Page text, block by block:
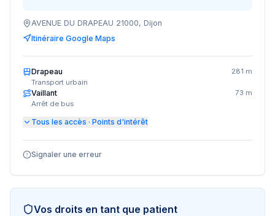
AVENUE DU DRAPEAU 21000, Dijon
Itinéraire Google Maps
Drapeau
Transport urbain
281 m
Vaillant
Arrêt de bus
73 m
Tous les accès · Points d'intérêt
Signaler une erreur
Vos droits en tant que patient